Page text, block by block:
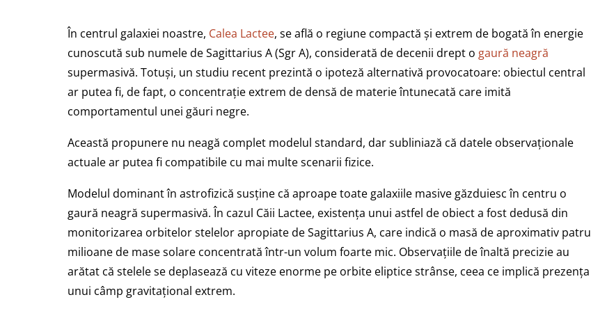
În centrul galaxiei noastre, Calea Lactee, se află o regiune compactă și extrem de bogată în energie
cunoscută sub numele de Sagittarius A (Sgr A), considerată de decenii drept o gaură neagră
supermasivă. Totuși, un studiu recent prezintă o ipoteză alternativă provocatoare: obiectul central
ar putea fi, de fapt, o concentrație extrem de densă de materie întunecată care imită
comportamentul unei găuri negre.
Această propunere nu neagă complet modelul standard, dar subliniază că datele observaționale
actuale ar putea fi compatibile cu mai multe scenarii fizice.
Modelul dominant în astrofizică susține că aproape toate galaxiile masive găzduiesc în centru o
gaură neagră supermasivă. În cazul Căii Lactee, existența unui astfel de obiect a fost dedusă din
monitorizarea orbitelor stelelor apropiate de Sagittarius A, care indică o masă de aproximativ patru
milioane de mase solare concentrată într-un volum foarte mic. Observațiile de înaltă precizie au
arătat că stelele se deplasează cu viteze enorme pe orbite eliptice strânse, ceea ce implică prezența
unui câmp gravitațional extrem.